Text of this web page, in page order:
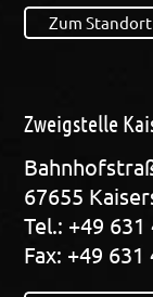
Zum Standort
Zweigstelle
67655
Tel.: +49 631
Fax: +49